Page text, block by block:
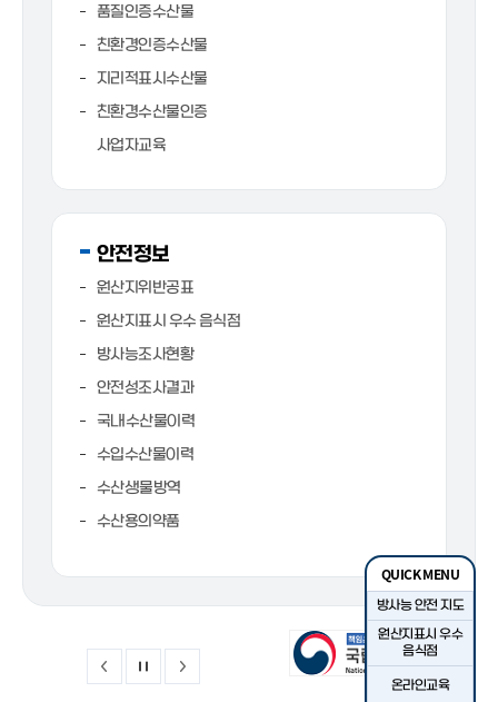
QUICK MENU
방사능 안전 지도
원산지표시 우수
음식점
온라인교육
품질인증수산물
친환경인증수산물
지리적표시수산물
친환경수산물인증
사업자교육
안전정보
원산지위반공표
원산지표시 우수 음식점
방사능조사현황
안전성조사결과
국내수산물이력
수입수산물이력
수산생물방역
수산용의약품